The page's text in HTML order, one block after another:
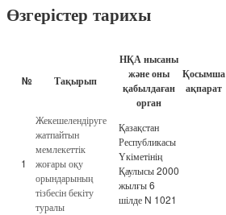
Өзгерістер тарихы
№ Тақырып
НҚА нысаны
және оны
қабылдаған
орган
Қосымша
ақпарат
1
Жекешелендіруге
жатпайтын
мемлекеттік
жоғары оқу
орындарының
тізбесін бекіту
туралы
Қазақстан
Республикасы
Үкіметінің
Қаулысы 2000
жылғы 6
шілде N 1021